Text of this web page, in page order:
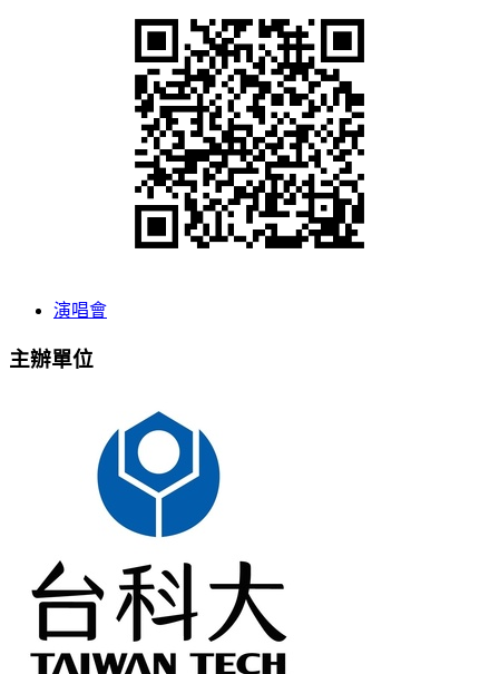
演唱會
主辦單位